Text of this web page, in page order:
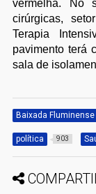
vermelha. No
cirúrgicas,
Terapia
pavimento terá
sala de
Baixada Fluminense
política 903